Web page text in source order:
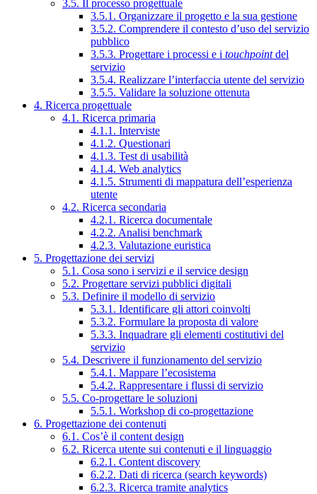
3.5. Il processo progettuale
3.5.1. Organizzare il progetto e la sua gestione
3.5.2. Comprendere il contesto d’uso del servizio
pubblico
3.5.3. Progettare i processi e i touchpointdel
servizio
3.5.4. Realizzare l’interfaccia utente del servizio
3.5.5. Validare la soluzione ottenuta
4. Ricerca progettuale
4.1. Ricerca primaria
4.1.1. Interviste
4.1.2. Questionari
4.1.3. Test di usabilità
4.1.4. Web analytics
4.1.5. Strumenti di mappatura dell’esperienza
utente
4.2. Ricerca secondaria
4.2.1. Ricerca documentale
4.2.2. Analisi benchmark
4.2.3. Valutazione euristica
5. Progettazione dei servizi
5.1. Cosa sono i servizi e il service design
5.2. Progettare servizi pubblici digitali
5.3. Definire il modello di servizio
5.3.1. Identificare gli attori coinvolti
5.3.2. Formulare la proposta di valore
5.3.3. Inquadrare gli elementi costitutivi del
servizio
5.4. Descrivere il funzionamento del servizio
5.4.1. Mappare l’ecosistema
5.4.2. Rappresentare i flussi di servizio
5.5. Co-progettare le soluzioni
5.5.1. Workshop di co-progettazione
6. Progettazione dei contenuti
6.1. Cos’è il content design
6.2. Ricerca utente sui contenuti e il linguaggio
6.2.1. Content discovery
6.2.2. Dati di ricerca (search keywords)
6.2.3. Ricerca tramite analytics